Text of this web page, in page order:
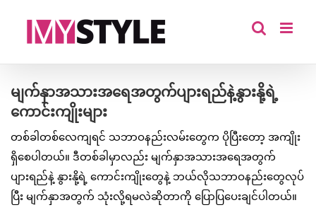
မျက်နှာအသားအရေအတွက်ပျားရည်နဲ့နွားနို့ရဲ့
ကောင်းကျိုးများ
တစ်ခါတစ်လေကျရင် သဘာဝနည်းလမ်းတွေက ပိုပြီးတော့ အကျိုး
ရှိစေပါတယ်။ ဒီတစ်ခါမှာလည်း မျက်နှာအသားအရေအတွက်
ပျားရည်နဲ့ နွားနို့ရဲ့ ကောင်းကျိုးတွေနဲ့ ဘယ်လိုသဘာဝနည်းတွေလုပ်
ပြီး မျက်နှာအတွက် သုံးလို့ရမလဲဆိုတာကို ပြောပြပေးချင်ပါတယ်။